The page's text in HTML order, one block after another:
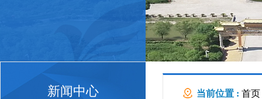
新闻中心 当前位置 : 首页